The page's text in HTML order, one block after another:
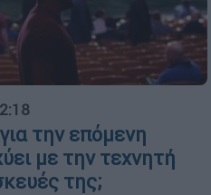
την επόμενη
με την τεχνητή
της;